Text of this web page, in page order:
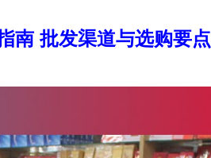
南 批发渠道与选购要点